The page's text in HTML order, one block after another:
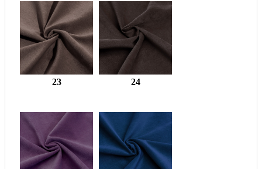
23 24